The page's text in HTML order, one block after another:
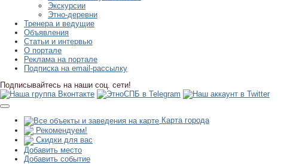
Экскурсии
Этно-деревни
Тренера и ведущие
Объявления
Статьи и интервью
О портале
Реклама на портале
Подписка на email-рассылку
Подписывайтесь на наши соц. сети!
Карта города
Рекомендуем!
Скидки для вас
Добавить место
Добавить событие